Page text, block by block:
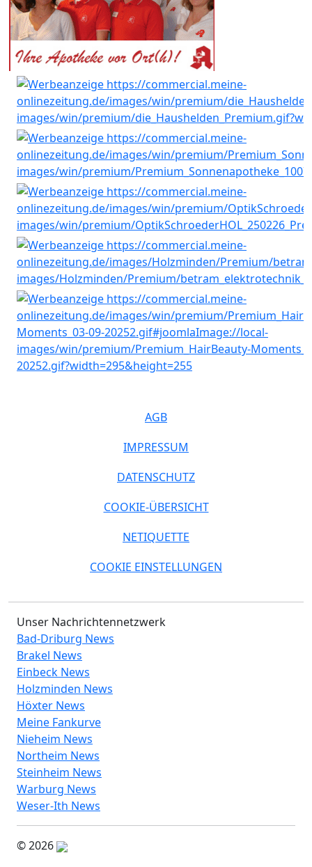
AGB
IMPRESSUM
DATENSCHUTZ
COOKIE-ÜBERSICHT
NETIQUETTE
COOKIE EINSTELLUNGEN
Unser Nachrichtennetzwerk
Bad-Driburg News
Brakel News
Einbeck News
Holzminden News
Höxter News
Meine Fankurve
Nieheim News
Northeim News
Steinheim News
Warburg News
Weser-Ith News
© 2026